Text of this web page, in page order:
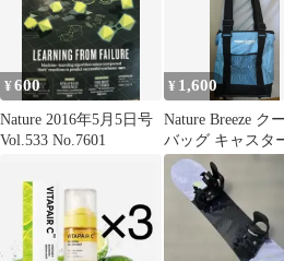
¥600
Nature 2016年5月5日号
Vol.533 No.7601
¥ 1,600
Nature Breeze ク
バッグ キャスタ
き 水色